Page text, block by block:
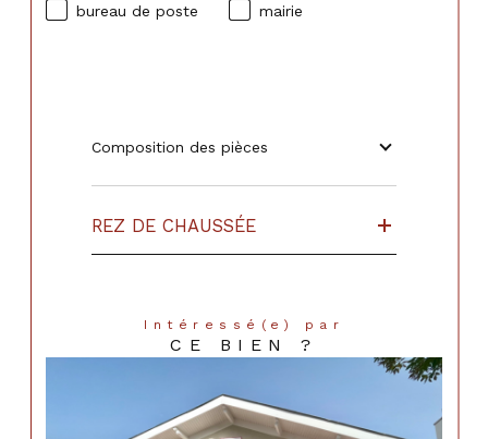
bureau de poste
mairie
Composition des pièces
REZ DE CHAUSSÉE
Intéressé(e) par
CE BIEN ?